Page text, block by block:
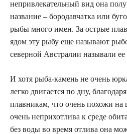
непривлекательный вид она
название – бородавчатка или
рыбы много имен. За острые
ядом эту рыбу еще называют
северной Австралии называли
И хотя рыба-камень не очень
легко двигается по дну,
плавникам, что очень похожи
очень неприхотлива к среде
без воды во время отлива она